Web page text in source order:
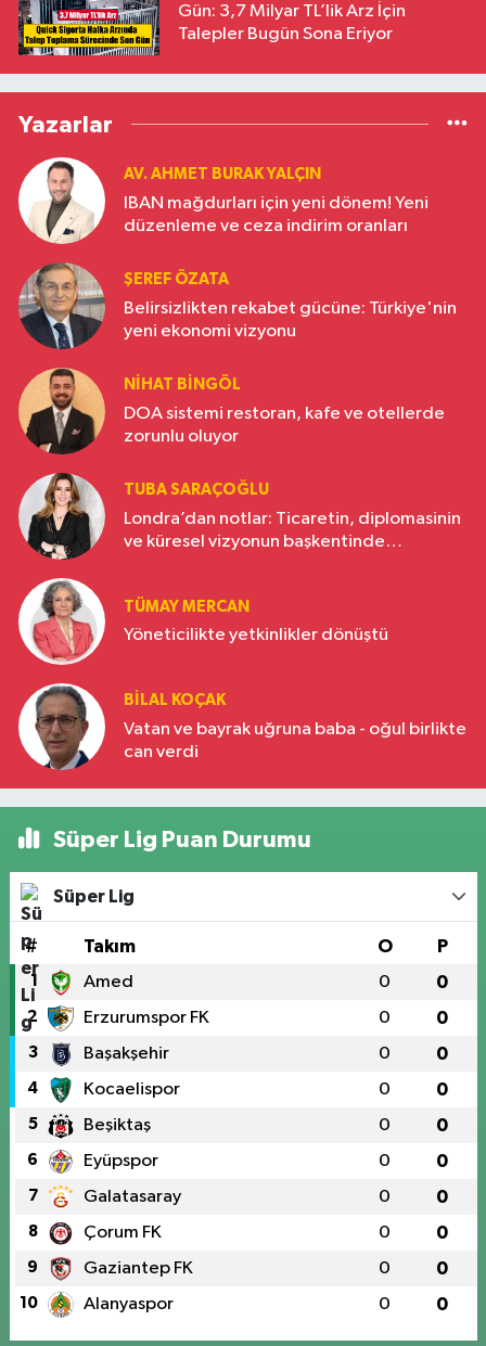
Gün: 3,7 Milyar TL’lik Arz İçin
Talepler Bugün Sona Eriyor
Yazarlar
AV. AHMET BURAK YALÇIN
IBAN mağdurları için yeni dönem! Yeni
düzenleme ve ceza indirim oranları
ŞEREF ÖZATA
Belirsizlikten rekabet gücüne: Türkiye'nin
yeni ekonomi vizyonu
NIHAT BINGÖL
DOA sistemi restoran, kafe ve otellerde
zorunlu oluyor
TUBA SARAÇOĞLU
Londra’dan notlar: Ticaretin, diplomasinin
ve küresel vizyonun başkentinde
TÜMAY MERCAN
Yöneticilikte yetkinlikler dönüştü
BILAL KOÇAK
Vatan ve bayrak uğruna baba - oğul birlikte
can verdi
Süper Lig Puan Durumu
Süper Lig
# Takım O P
1 Amed 0 0
2 Erzurumspor FK 0 0
3 Başakşehir 0 0
4 Kocaelispor 0 0
5 Beşiktaş 0 0
6 Eyüpspor 0 0
7 Galatasaray 0 0
8 Çorum FK 0 0
9 Gaziantep FK 0 0
10 Alanyaspor 0 0